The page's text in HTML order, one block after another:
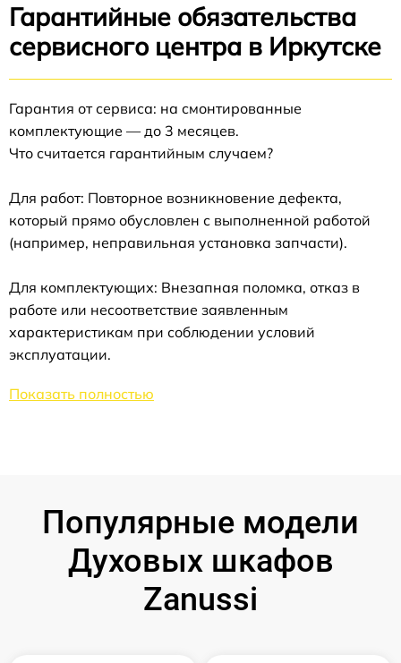
Гарантийные обязательства
сервисного центра в Иркутске
Гарантия от сервиса: на смонтированные
комплектующие — до 3 месяцев.
Что считается гарантийным случаем?
Для работ: Повторное возникновение дефекта,
который прямо обусловлен с выполненной работой
(например, неправильная установка запчасти).
Для комплектующих: Внезапная поломка, отказ в
работе или несоответствие заявленным
характеристикам при соблюдении условий
эксплуатации.
Показать полностью
Популярные модели
Духовых шкафов
Zanussi